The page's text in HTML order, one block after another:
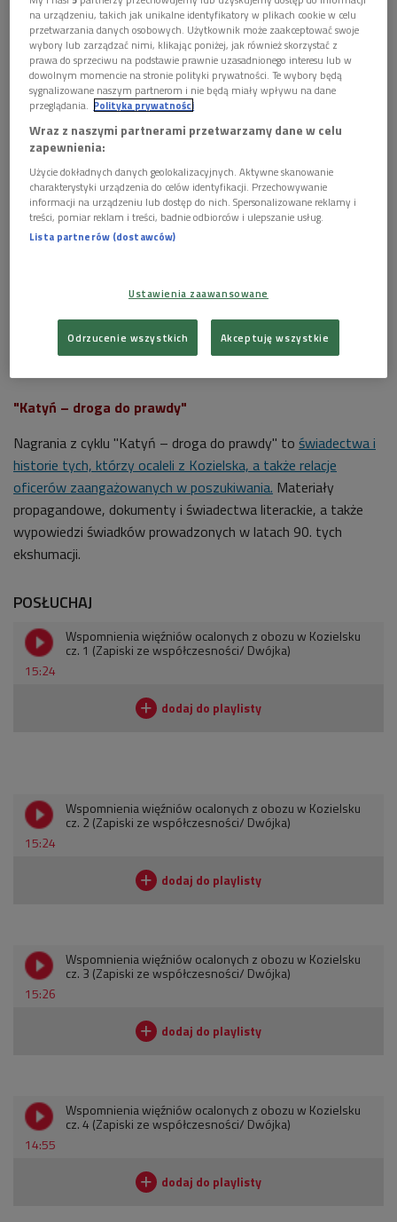
Czytaj także:
zbrodni katyńskiej
Mord, kłamstwo i walka o prawdę. Kalendarium
zbrodni katyńskiej
"Katyń – droga do prawdy"
Nagrania z cyklu "Katyń – droga do prawdy" to świadectwa i
historie tych, którzy ocaleli z Kozielska, a także relacje
oficerów zaangażowanych w poszukiwania. Materiały
propagandowe, dokumenty i świadectwa literackie, a także
wypowiedzi świadków prowadzonych w latach 90. tych
ekshumacji.
POSŁUCHAJ
15:24
Wspomnienia więźniów ocalonych z obozu w Kozielsku
cz. 1 (Zapiski ze współczesności/ Dwójka)
15:24
Wspomnienia więźniów ocalonych z obozu w Kozielsku
cz. 2 (Zapiski ze współczesności/ Dwójka)
15:26
Wspomnienia więźniów ocalonych z obozu w Kozielsku
cz. 3 (Zapiski ze współczesności/ Dwójka)
14:55
Wspomnienia więźniów ocalonych z obozu w Kozielsku
cz. 4 (Zapiski ze współczesności/ Dwójka)
na urządzeniu, takich jak unikalne identyfikatory w plikach cookie w celu
przetwarzania danych osobowych. Użytkownik może zaakceptować swoje
wybory lub zarządzać nimi, klikając poniżej, jak również skorzystać z
prawa do sprzeciwu na podstawie prawnie uzasadnionego interesu lub w
dowolnym momencie na stronie polityki prywatności. Te wybory będą
sygnalizowane naszym partnerom i nie będą miały wpływu na dane
przeglądania. Polityka prywatności
Wraz z naszymi partnerami przetwarzamy dane w celu
zapewnienia:
Użycie dokładnych danych geolokalizacyjnych. Aktywne skanowanie
charakterystyki urządzenia do celów identyfikacji. Przechowywanie
informacji na urządzeniu lub dostęp do nich. Spersonalizowane reklamy i
treści, pomiar reklam i treści, badnie odbiorców i ulepszanie usług.
Lista partnerów (dostawców)
Ustawienia zaawansowane
Odrzucenie wszystkich Akceptuję wszystkie